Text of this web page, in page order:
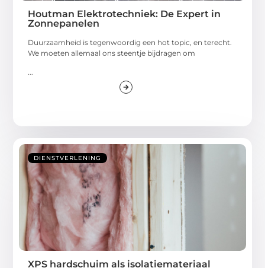
Houtman Elektrotechniek: De Expert in
Zonnepanelen
Duurzaamheid is tegenwoordig een hot topic, en terecht.
We moeten allemaal ons steentje bijdragen om
DIENSTVERLENING
XPS hardschuim als isolatiemateriaal